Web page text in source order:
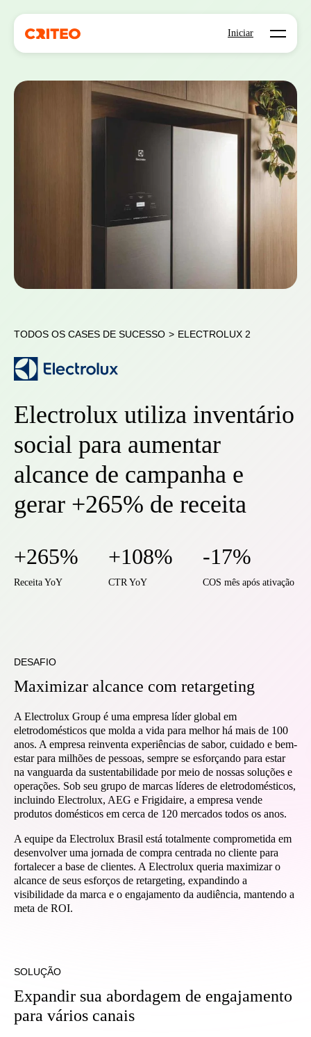
Iniciar Open
TODOS OS CASES DE SUCESSO > ELECTROLUX 2
Electrolux utiliza inventário
social para aumentar
alcance de campanha e
gerar +265% de receita
+265%
Receita YoY
+108%
CTR YoY
-17%
COS mês após ativação
DESAFIO
Maximizar alcance com retargeting
A Electrolux Group é uma empresa líder global em
eletrodomésticos que molda a vida para melhor há mais de 100
anos. A empresa reinventa experiências de sabor, cuidado e bem-
estar para milhões de pessoas, sempre se esforçando para estar
na vanguarda da sustentabilidade por meio de nossas soluções e
operações. Sob seu grupo de marcas líderes de eletrodomésticos,
incluindo Electrolux, AEG e Frigidaire, a empresa vende
produtos domésticos em cerca de 120 mercados todos os anos.
A equipe da Electrolux Brasil está totalmente comprometida em
desenvolver uma jornada de compra centrada no cliente para
fortalecer a base de clientes. A Electrolux queria maximizar o
alcance de seus esforços de retargeting, expandindo a
visibilidade da marca e o engajamento da audiência, mantendo a
meta de ROI.
SOLUÇÃO
Expandir sua abordagem de engajamento
para vários canais